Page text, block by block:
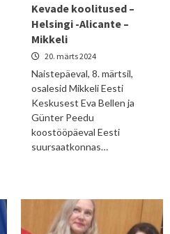
Kevade koolitused –
Helsingi -Alicante –
Mikkeli
20. märts 2024
Naistepäeval, 8. märtsil,
osalesid Mikkeli Eesti
Keskusest Eva Bellen ja
Günter Peedu
koostööpäeval Eesti
suursaatkonnas…